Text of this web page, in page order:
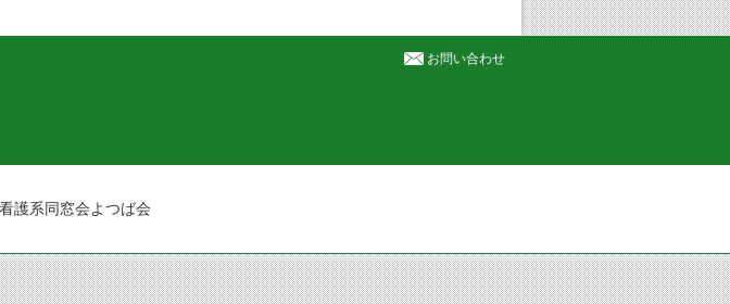
お問い合わせ
護系同窓会よつば会